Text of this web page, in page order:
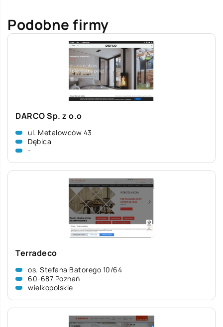
Podobne firmy
DARCO Sp. z o.o
ul. Metalowców 43
Dębica
-
Terradeco
os. Stefana Batorego 10/64
60-687 Poznań
wielkopolskie